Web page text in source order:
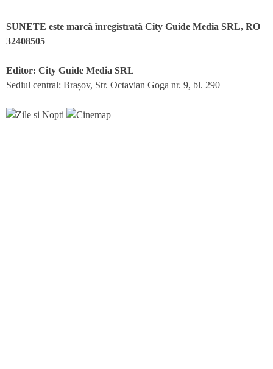
SUNETE este marcă înregistrată City Guide Media SRL, RO
32408505
Editor: City Guide Media SRL
Sediul central: Brașov, Str. Octavian Goga nr. 9, bl. 290